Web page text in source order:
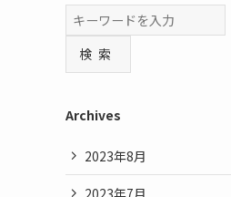
検索
Archives
2023年8月
2023年7月